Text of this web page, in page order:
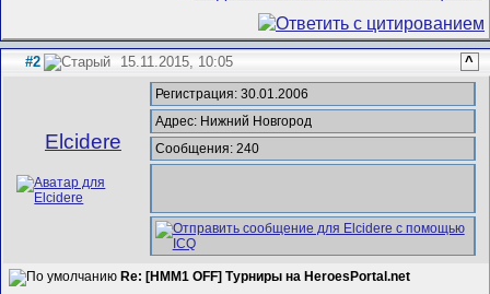
#2 15.11.2015, 10:05 ^
Elcidere
Регистрация: 30.01.2006
Адрес: Нижний Новгород
Сообщения: 240
Re: [HMM1 OFF] Турниры на HeroesPortal.net